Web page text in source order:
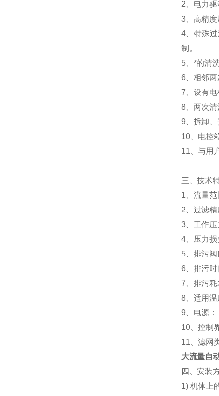
2、电力
3、高精
4、特殊
制
5、*的清
6、相邻
7、设有
8、两次
9、拆卸
10、电控
11、与用
三、技术
1、流量
2、过滤
3、工作
4、压力
5、排污
6、排污
7、排
8、适用
9、电源
10、控制
11、滤网
大流量自
四、安装
1) 机体上